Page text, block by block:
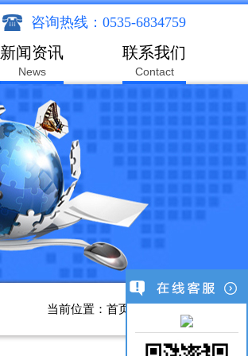
咨询热线：0535-6834759
新闻资讯
News
联系我们
Contact
当前位置： 首页